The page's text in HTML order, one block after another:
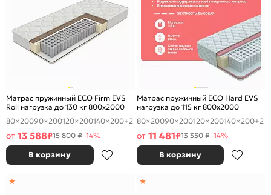
Матрас пружинный ECO Firm EVS
Roll нагрузка до 130 кг 800x2000
80×20090×200120×200140×200+2
от 13 588₽15 800 ₽-14%
В корзину
Матрас пружинный ECO Hard EVS
нагрузка до 115 кг 800x2000
80×20090×200120×200140×200+2
от 11 481₽13 350 ₽-14%
В корзину